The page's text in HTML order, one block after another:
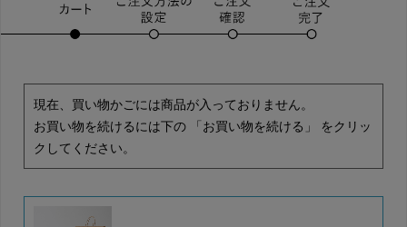
現在、買い物かごには商品が入っておりません。
お買い物を続けるには下の 「お買い物を続ける」 をクリッ
クしてください。